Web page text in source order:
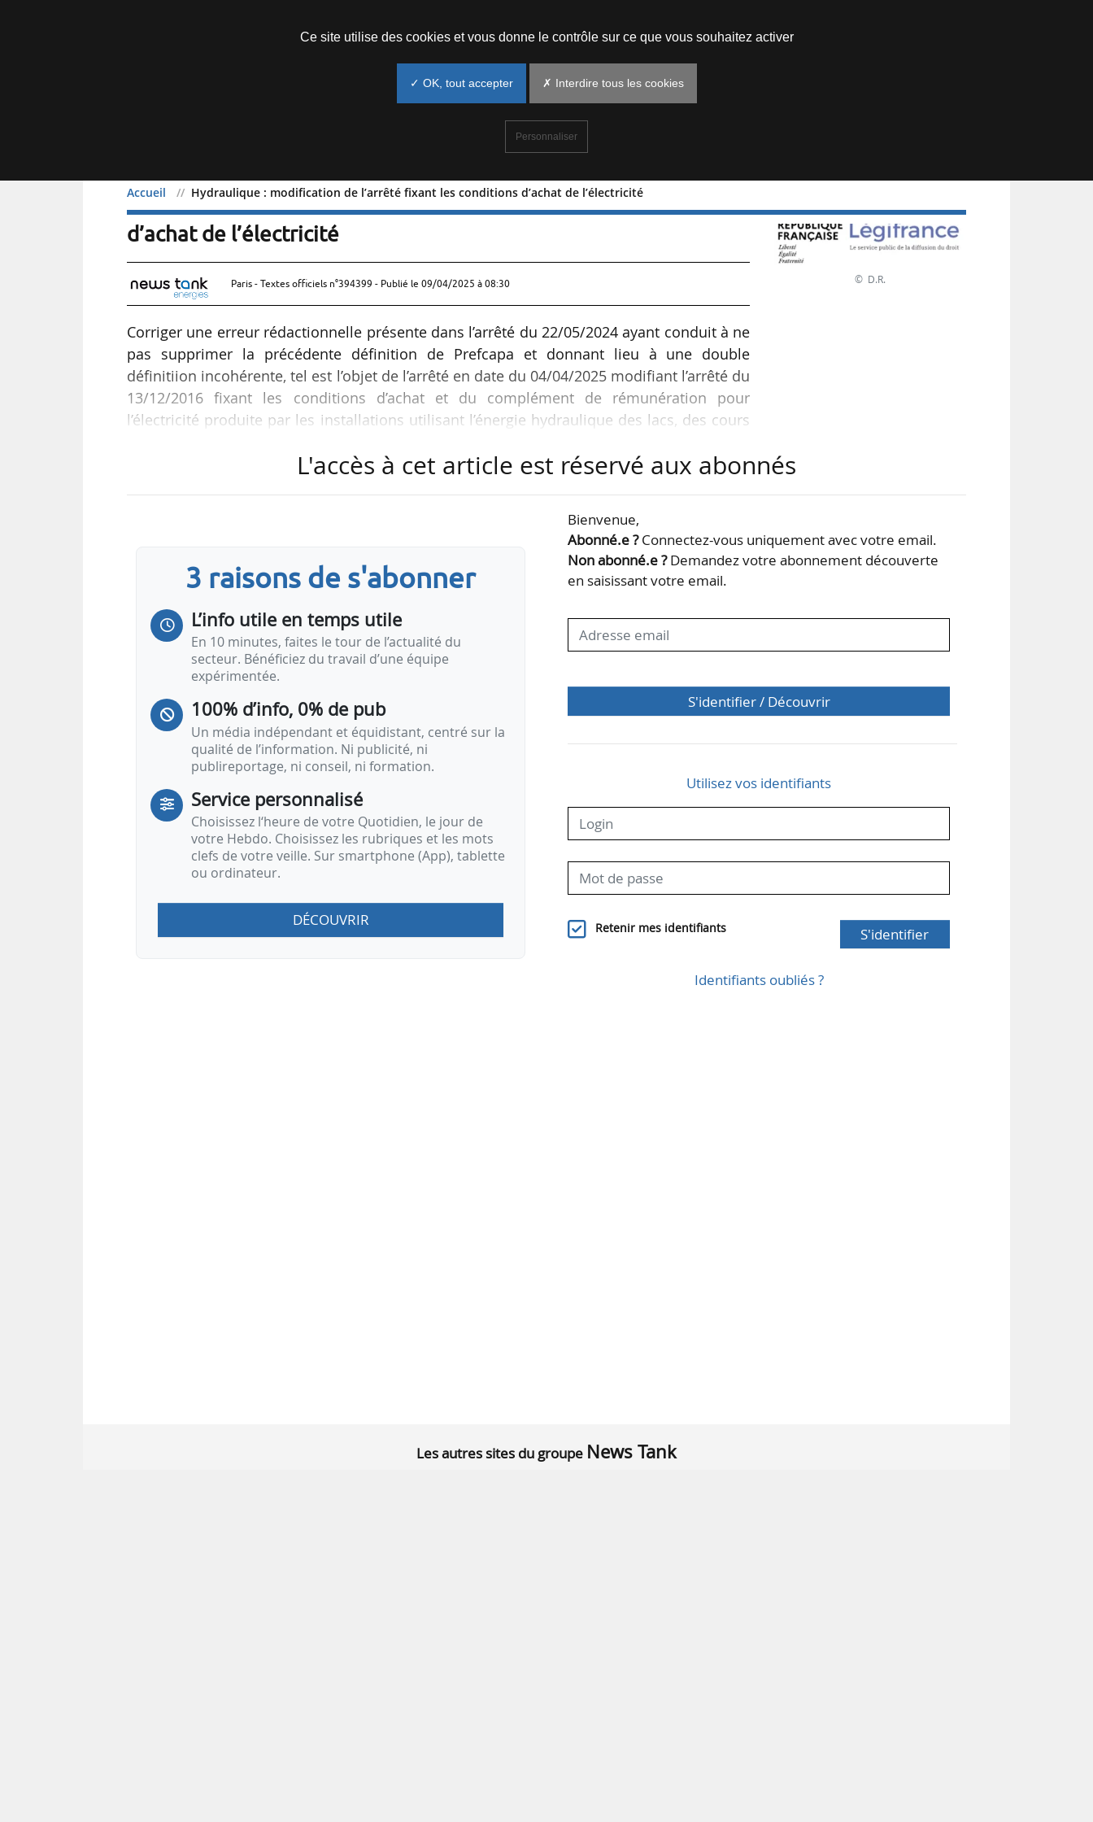
Accueil Hydraulique : modification de l’arrêté fixant les conditions d’achat de l’électricité
Hydraulique : modification de l’arrêté fixant les conditions
d’achat de l’électricité
Paris - Textes officiels n°394399 - Publié le 09/04/2025 à 08:30
Corriger une erreur rédactionnelle présente dans l’arrêté du 22/05/2024 ayant conduit à ne
pas supprimer la précédente définition de Prefcapa et donnant lieu à une double
définitiion incohérente, tel est l’objet de l’arrêté en date du 04/04/2025 modifiant l’arrêté du
13/12/2016 fixant les conditions d’achat et du complément de rémunération pour
l’électricité produite par les installations utilisant l’énergie hydraulique des lacs, des cours
MW
et défini comme la moyenne
arithmétique des prix observés lors des…
© D.R.
L'accès à cet article est réservé aux abonnés
3 raisons de s'abonner
L’info utile en temps utile
En 10 minutes, faites le tour de l’actualité du
secteur. Bénéficiez du travail d’une équipe
expérimentée.
100% d’info, 0% de pub
Un média indépendant et équidistant, centré sur la
qualité de l’information. Ni publicité, ni
publireportage, ni conseil, ni formation.
Service personnalisé
Choisissez l‘heure de votre Quotidien, le jour de
votre Hebdo. Choisissez les rubriques et les mots
clefs de votre veille. Sur smartphone (App), tablette
ou ordinateur.
DÉCOUVRIR
Bienvenue,
Abonné.e ?Connectez-vous uniquement avec votre email.
Non abonné.e ?Demandez votre abonnement découverte
en saisissant votre email.
S'identifier / Découvrir
Utilisez vos identifiants
Retenir mes identifiants S'identifier
Identifiants oubliés ?
Les autres sites du groupe News Tank
Ce site utilise des cookies et vous donne le contrôle sur ce que vous souhaitez activer
✓ OK, tout accepter ✗ Interdire tous les cookies
Personnaliser